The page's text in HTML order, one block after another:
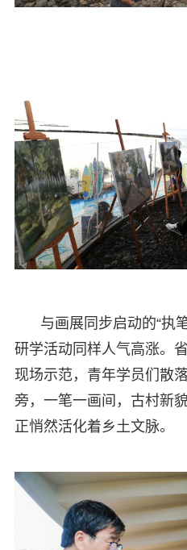
与画展同步启动的“执
研学活动同样人气高涨。
现场示范，青年学员们散
旁，一笔一画间，古村新
正悄然活化着乡土文脉。